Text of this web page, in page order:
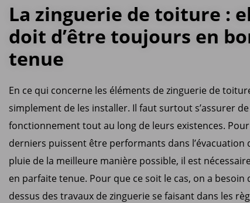
La zinguerie de toiture :
doit d’être toujours en
tenue
En ce qui concerne les éléments de zinguerie de
simplement de les installer. Il faut surtout s’assurer
fonctionnement tout au long de leurs existences.
derniers puissent être performants dans l’évacuation
pluie de la meilleure manière possible, il est
en parfaite tenue. Pour que ce soit le cas, on a besoin
dessus des travaux de zinguerie se faisant dans les